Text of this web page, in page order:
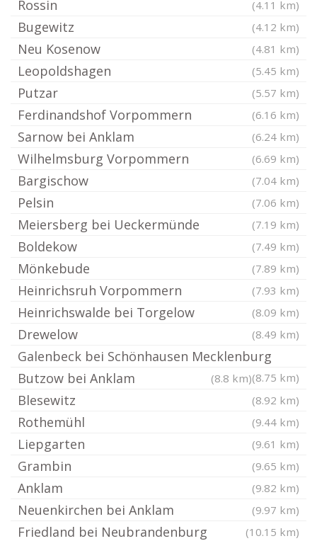
Rossin (4.11 km)
Bugewitz (4.12 km)
Neu Kosenow (4.81 km)
Leopoldshagen (5.45 km)
Putzar (5.57 km)
Ferdinandshof Vorpommern (6.16 km)
Sarnow bei Anklam (6.24 km)
Wilhelmsburg Vorpommern (6.69 km)
Bargischow (7.04 km)
Pelsin (7.06 km)
Meiersberg bei Ueckermünde (7.19 km)
Boldekow (7.49 km)
Mönkebude (7.89 km)
Heinrichsruh Vorpommern (7.93 km)
Heinrichswalde bei Torgelow (8.09 km)
Drewelow (8.49 km)
Galenbeck bei Schönhausen Mecklenburg
(8.75 km)
Butzow bei Anklam (8.8 km)
Blesewitz (8.92 km)
Rothemühl (9.44 km)
Liepgarten (9.61 km)
Grambin (9.65 km)
Anklam (9.82 km)
Neuenkirchen bei Anklam (9.97 km)
Friedland bei Neubrandenburg (10.15 km)